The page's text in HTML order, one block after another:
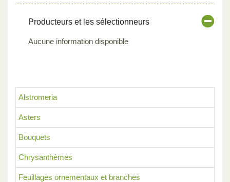
Alstromeria
Asters
Bouquets
Chrysanthèmes
Feuillages ornementaux et branches
Producteurs et les sélectionneurs
Aucune information disponible